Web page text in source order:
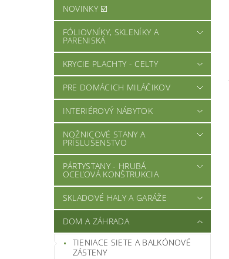
NOVINKY ☑️
FÓLIOVNÍKY, SKLENÍKY A
PARENISKÁ
KRYCIE PLACHTY - CELTY
PRE DOMÁCICH MILÁČIKOV
INTERIÉROVÝ NÁBYTOK
NOŽNICOVÉ STANY A
PRÍSLUŠENSTVO
PÁRTYSTANY - HRUBÁ
OCEĽOVÁ KONŠTRUKCIA
SKLADOVÉ HALY A GARÁŽE
DOM A ZÁHRADA
TIENIACE SIETE A BALKÓNOVÉ
ZÁSTENY